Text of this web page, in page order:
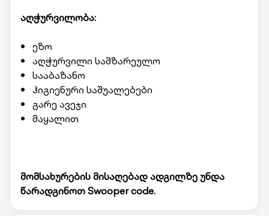
აღჭურვილობა:
ეზო
აღჭურვილი სამზარეულო
სააბაზანო
ჰიგიენური საშუალებები
გარე ავეჯი
მაყალით
მომსახურების მისაღებად ადგილზე უნდა
წარადგინოთ Swooper code.